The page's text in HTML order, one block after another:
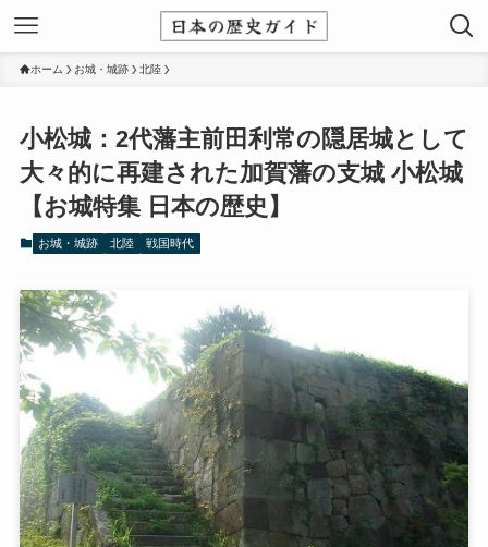
ホーム お城・城跡 北陸
小松城：2代藩主前田利常の隠居城として
大々的に再建された加賀藩の支城 小松城
【お城特集 日本の歴史】
お城・城跡 北陸 戦国時代